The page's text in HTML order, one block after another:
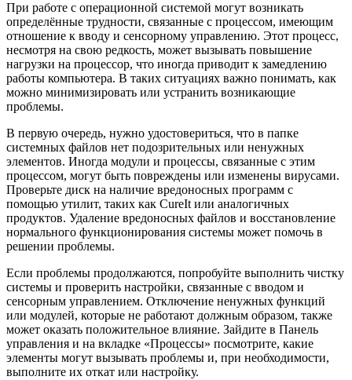
При работе с операционной системой могут возникать
определённые трудности, связанные с процессом, имеющим
отношение к вводу и сенсорному управлению. Этот процесс,
несмотря на свою редкость, может вызывать повышение
нагрузки на процессор, что иногда приводит к замедлению
работы компьютера. В таких ситуациях важно понимать, как
можно минимизировать или устранить возникающие
проблемы.
В первую очередь, нужно удостовериться, что в папке
системных файлов нет подозрительных или ненужных
элементов. Иногда модули и процессы, связанные с этим
процессом, могут быть повреждены или изменены вирусами.
Проверьте диск на наличие вредоносных программ с
помощью утилит, таких как CureIt или аналогичных
продуктов. Удаление вредоносных файлов и восстановление
нормального функционирования системы может помочь в
решении проблемы.
Если проблемы продолжаются, попробуйте выполнить чистку
системы и проверить настройки, связанные с вводом и
сенсорным управлением. Отключение ненужных функций
или модулей, которые не работают должным образом, также
может оказать положительное влияние. Зайдите в Панель
управления и на вкладке «Процессы» посмотрите, какие
элементы могут вызывать проблемы и, при необходимости,
выполните их откат или настройку.